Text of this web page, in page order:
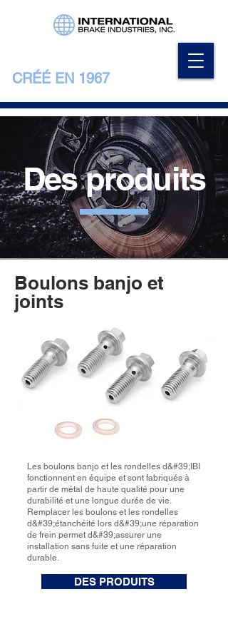
CRÉÉ EN 1967
Des produits
Boulons banjo et
joints
Les boulons banjo et les rondelles d&#39;IBI
fonctionnent en équipe et sont fabriqués à
partir de métal de haute qualité pour une
durabilité et une longue durée de vie.
Remplacer les boulons et les rondelles
d&#39;étanchéité lors d&#39;une réparation
de frein permet d&#39;assurer une
installation sans fuite et une réparation
durable.
DES PRODUITS